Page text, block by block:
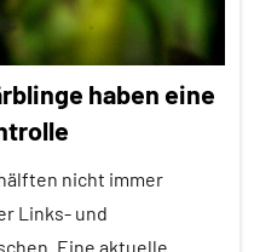
haben eine
nicht immer
Links- und
Eine aktuelle